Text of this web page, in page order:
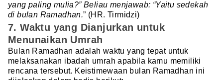
yang paling mulia?” Beliau menjawab: “Yaitu sedekah
di bulan Ramadhan.” (HR. Tirmidzi)
7. Waktu yang Dianjurkan untuk
Menunaikan Umrah
Bulan Ramadhan adalah waktu yang tepat untuk
melaksanakan ibadah umrah apabila kamu memiliki
rencana tersebut. Keistimewaan bulan Ramadhan ini